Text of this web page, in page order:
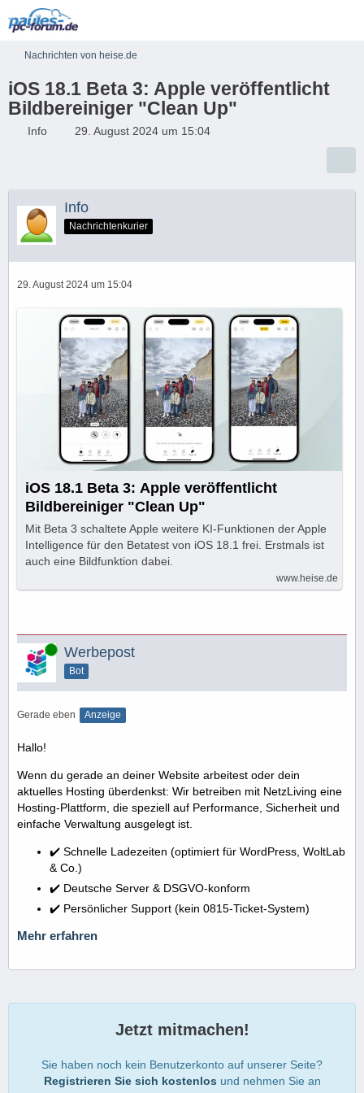
Nachrichten von heise.de
iOS 18.1 Beta 3: Apple veröffentlicht
Bildbereiniger "Clean Up"
Info 29. August 2024 um 15:04
Info
Nachrichtenkurier
29. August 2024 um 15:04
iOS 18.1 Beta 3: Apple veröffentlicht
Bildbereiniger "Clean Up"
Mit Beta 3 schaltete Apple weitere KI-Funktionen der Apple
Intelligence für den Betatest von iOS 18.1 frei. Erstmals ist
auch eine Bildfunktion dabei.
www.heise.de
Online Werbepost
Bot
Gerade eben Anzeige
Hallo!
Wenn du gerade an deiner Website arbeitest oder dein
aktuelles Hosting überdenkst: Wir betreiben mit NetzLiving eine
Hosting-Plattform, die speziell auf Performance, Sicherheit und
einfache Verwaltung ausgelegt ist.
✔️ Schnelle Ladezeiten (optimiert für WordPress, WoltLab
& Co.)
✔️ Deutsche Server & DSGVO-konform
✔️ Persönlicher Support (kein 0815-Ticket-System)
Mehr erfahren
Jetzt mitmachen!
Sie haben noch kein Benutzerkonto auf unserer Seite?
Registrieren Sie sich kostenlos und nehmen Sie an